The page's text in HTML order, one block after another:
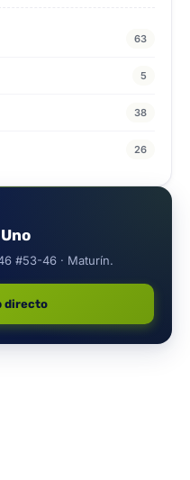
63
5
38
26
#53-46 · Maturín.
directo